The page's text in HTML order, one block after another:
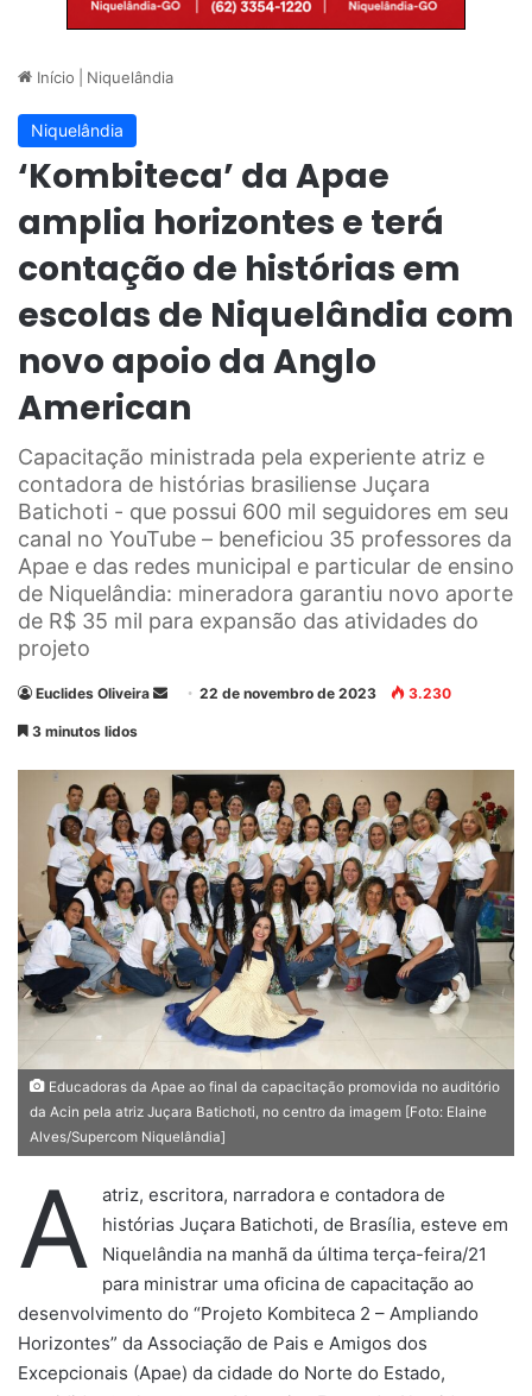
Início Niquelândia
Niquelândia
‘Kombiteca’ da Apae
amplia horizontes e terá
contação de histórias em
escolas de Niquelândia com
novo apoio da Anglo
American
Capacitação ministrada pela experiente atriz e
contadora de histórias brasiliense Juçara
Batichoti - que possui 600 mil seguidores em seu
canal no YouTube – beneficiou 35 professores da
Apae e das redes municipal e particular de ensino
de Niquelândia: mineradora garantiu novo aporte
de R$ 35 mil para expansão das atividades do
projeto
Euclides Oliveira
d
e
u
m
e
-
m
a
i
l
22 de novembro de 2023 3.230
3 minutos lidos
Educadoras da Apae ao final da capacitação promovida no auditório
da Acin pela atriz Juçara Batichoti, no centro da imagem [Foto: Elaine
Alves/Supercom Niquelândia]
A
atriz, escritora, narradora e contadora de
histórias Juçara Batichoti, de Brasília, esteve em
Niquelândia na manhã da última terça-feira/21
para ministrar uma oficina de capacitação ao
desenvolvimento do “Projeto Kombiteca 2 – Ampliando
Horizontes” da Associação de Pais e Amigos dos
Excepcionais (Apae) da cidade do Norte do Estado,